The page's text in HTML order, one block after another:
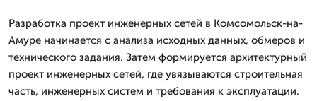
Разработка проект инженерных сетей в Комсомольск-на-
Амуре начинается с анализа исходных данных, обмеров и
технического задания. Затем формируется архитектурный
проект инженерных сетей, где увязываются строительная
часть, инженерных систем и требования к эксплуатации.